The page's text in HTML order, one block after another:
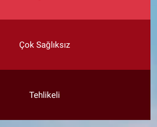
Çok Sağlıksız
Tehlikeli